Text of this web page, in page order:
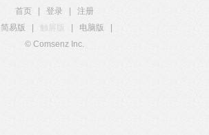
首页 登录
注册
简易版
触屏版 电脑版
© Comsenz Inc.